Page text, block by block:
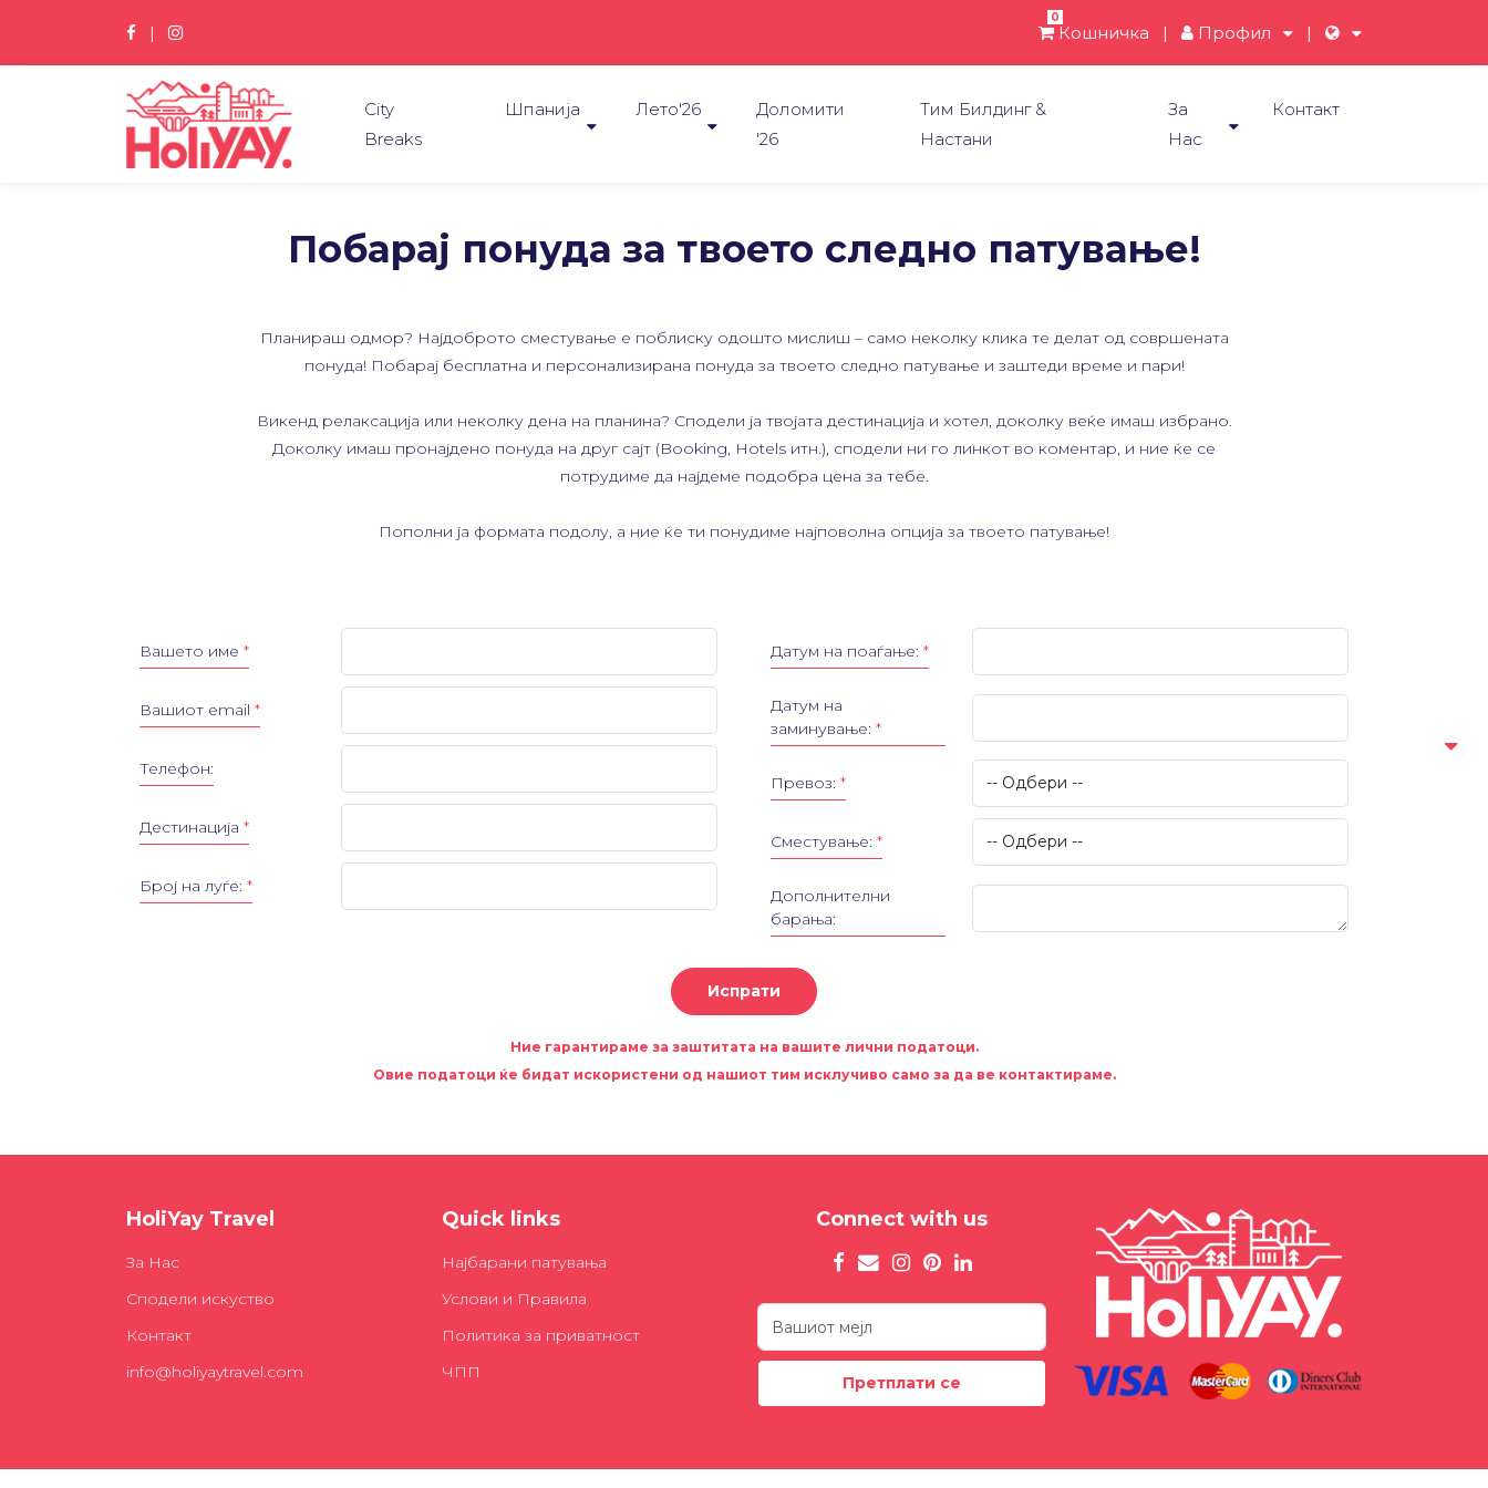
|
0
Кошничка | Профил |
City
Breaks
Шпанија Лето'26
Доломити
'26
Tим Билдинг &
Настани
За
Нас
Контакт
Побарај понуда за твоето следно патување!
Планираш одмор? Најдоброто сместување е поблиску одошто мислиш – само неколку клика те делат од совршената
понуда! Побарај бесплатна и персонализирана понуда за твоето следно патување и заштеди време и пари!
Викенд релаксација или неколку дена на планина? Сподели ја твојата дестинација и хотел, доколку веќе имаш избрано.
Доколку имаш пронајдено понуда на друг сајт (Booking, Hotels итн.), сподели ни го линкот во коментар, и ние ќе се
потрудиме да најдеме подобра цена за тебе.
Пополни ја формата подолу, а ние ќе ти понудиме најповолна опција за твоето патување!
Вашето име *
Вашиот email *
Телефон:
Дестинација *
Број на луѓе: *
Датум на поаѓање: *
Датум на
заминување: *
Превоз: *
Сместување: *
Дополнителни
барања:
Испрати
Ние гарантираме за заштитата на вашите лични податоци.
Овие податоци ќе бидат искористени од нашиот тим исклучиво само за да ве контактираме.
HoliYay Travel
За Нас
Сподели искуство
Контакт
info@holiyaytravel.com
Quick links
Најбарани патувања
Услови и Правила
Политика за приватност
ЧПП
Connect with us